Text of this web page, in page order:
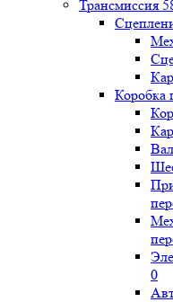
Трансмиссия
Коробка
0